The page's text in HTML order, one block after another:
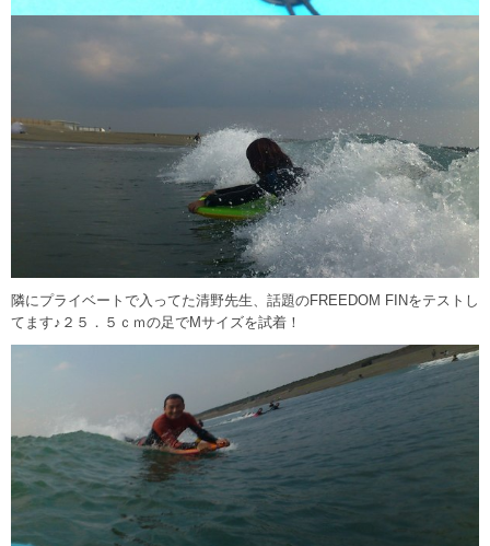
隣にプライベートで入ってた清野先生、話題のFREEDOM FINをテストし
てます♪２５．５ｃｍの足でMサイズを試着！